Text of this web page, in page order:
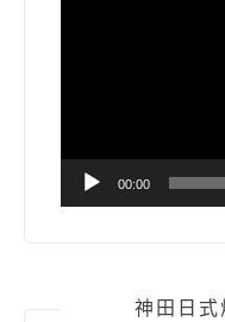
00:00
神田日